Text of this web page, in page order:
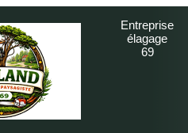
Entreprise
élagage
69